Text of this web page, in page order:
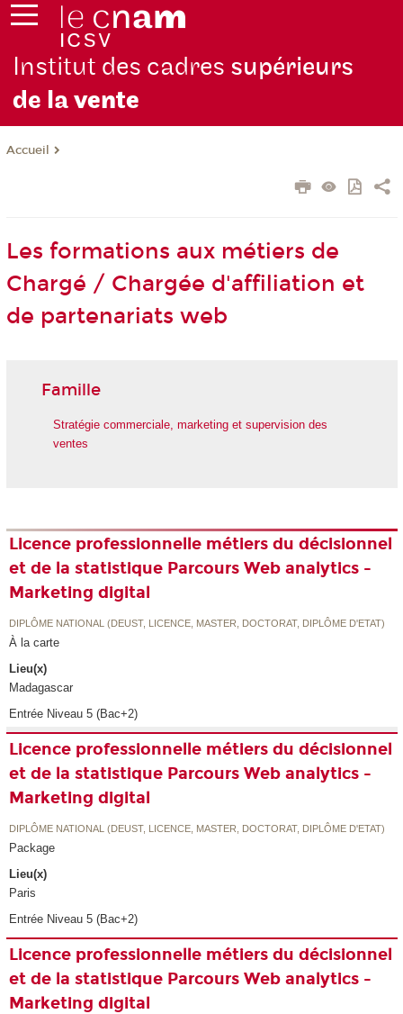
Institut des cadres supérieurs
de lavente
Accueil
Les formations aux métiers de
Chargé / Chargée d'affiliation et
de partenariats web
Famille
Stratégie commerciale, marketing et supervision des
ventes
Licence professionnelle métiers du décisionnel
et de la statistique Parcours Web analytics -
Marketing digital
DIPLÔME NATIONAL (DEUST, LICENCE, MASTER, DOCTORAT, DIPLÔME D'ETAT)
À la carte
Lieu(x)
Madagascar
Entrée Niveau 5 (Bac+2)
Licence professionnelle métiers du décisionnel
et de la statistique Parcours Web analytics -
Marketing digital
DIPLÔME NATIONAL (DEUST, LICENCE, MASTER, DOCTORAT, DIPLÔME D'ETAT)
Package
Lieu(x)
Paris
Entrée Niveau 5 (Bac+2)
Licence professionnelle métiers du décisionnel
et de la statistique Parcours Web analytics -
Marketing digital